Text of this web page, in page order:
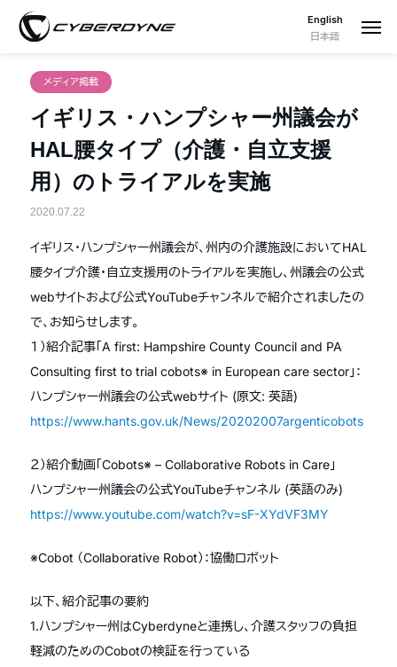
English
日本語
メディア掲載
イギリス・ハンプシャー州議会が
HAL腰タイプ（介護・自立支援
用）のトライアルを実施
2020.07.22
イギリス・ハンプシャー州議会が、州内の介護施設においてHAL
腰タイプ介護・自立支援用のトライアルを実施し、州議会の公式
webサイトおよび公式YouTubeチャンネルで紹介されましたの
で、お知らせします。
１）紹介記事「A first: Hampshire County Council and PA
Consulting first to trial cobots※ in European care sector」：
ハンプシャー州議会の公式webサイト (原文: 英語)
https://www.hants.gov.uk/News/20202007argenticobots
２）紹介動画「Cobots※ – Collaborative Robots in Care」
ハンプシャー州議会の公式YouTubeチャンネル (英語のみ)
https://www.youtube.com/watch?v=sF-XYdVF3MY
※Cobot （Collaborative Robot）：協働ロボット
以下、紹介記事の要約
1.ハンプシャー州はCyberdyneと連携し、介護スタッフの負担
軽減のためのCobotの検証を行っている